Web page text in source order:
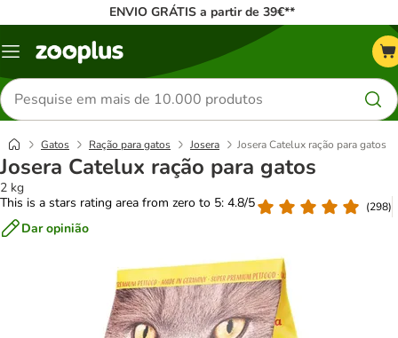
ENVIO GRÁTIS a partir de 39€**
Menu
Pesquisar
produtos
Gatos Ração para gatos Josera Josera Catelux ração para gatos
Josera Catelux ração para gatos
2 kg
This is a stars rating area from zero to 5: 4.8/5
(298)
Dar opinião